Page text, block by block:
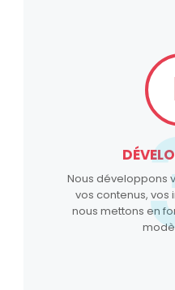
Nous développons
vos contenus,
nous mettons en